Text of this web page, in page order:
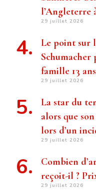
l’Angleterre
29 juillet 2026
Le point sur
famille 13
29 juillet 2026
La star du
alors que
lors d’un
29 juillet 2026
Combien
reçoit-il ?
29 juillet 2026